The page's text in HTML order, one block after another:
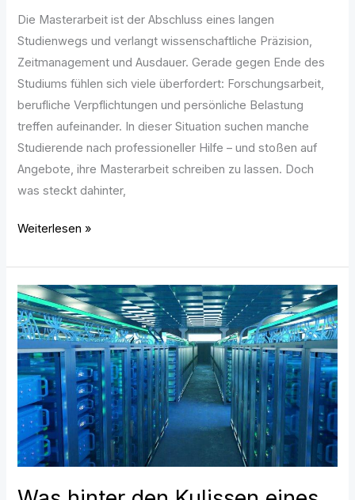
Die Masterarbeit ist der Abschluss eines langen
Studienwegs und verlangt wissenschaftliche Präzision,
Zeitmanagement und Ausdauer. Gerade gegen Ende des
Studiums fühlen sich viele überfordert: Forschungsarbeit,
berufliche Verpflichtungen und persönliche Belastung
treffen aufeinander. In dieser Situation suchen manche
Studierende nach professioneller Hilfe – und stoßen auf
Angebote, ihre Masterarbeit schreiben zu lassen. Doch
was steckt dahinter,
Weiterlesen »
Was
hinter
den
Kulissen
eines
Rechenzentrums
wirklich
passiert